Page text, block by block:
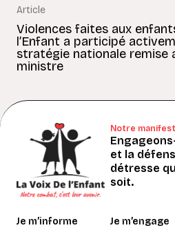
Article
Violences faites aux
l’Enfant a participé
stratégie nationale remise
ministre
Notre
et la
détresse
soit.
Je m’informe Je m’engage